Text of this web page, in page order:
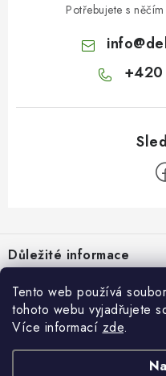
Tento web používá
tohoto webu vyjadřujete
Více informací zde.
Potřebujete s
info@
pDůležité informace
Doprava a platba
Obchodní podmínky
Vrácení zboží
Pro zákazníky
Svatební dárkový box pro
dárkem!
Blog
Jak originálně darovat peníze